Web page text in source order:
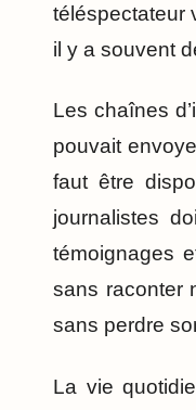
téléspectateur
il y a souvent
Les chaînes
pouvait
faut être
journalistes
témoignages
sans raconter
sans perdre
La vie